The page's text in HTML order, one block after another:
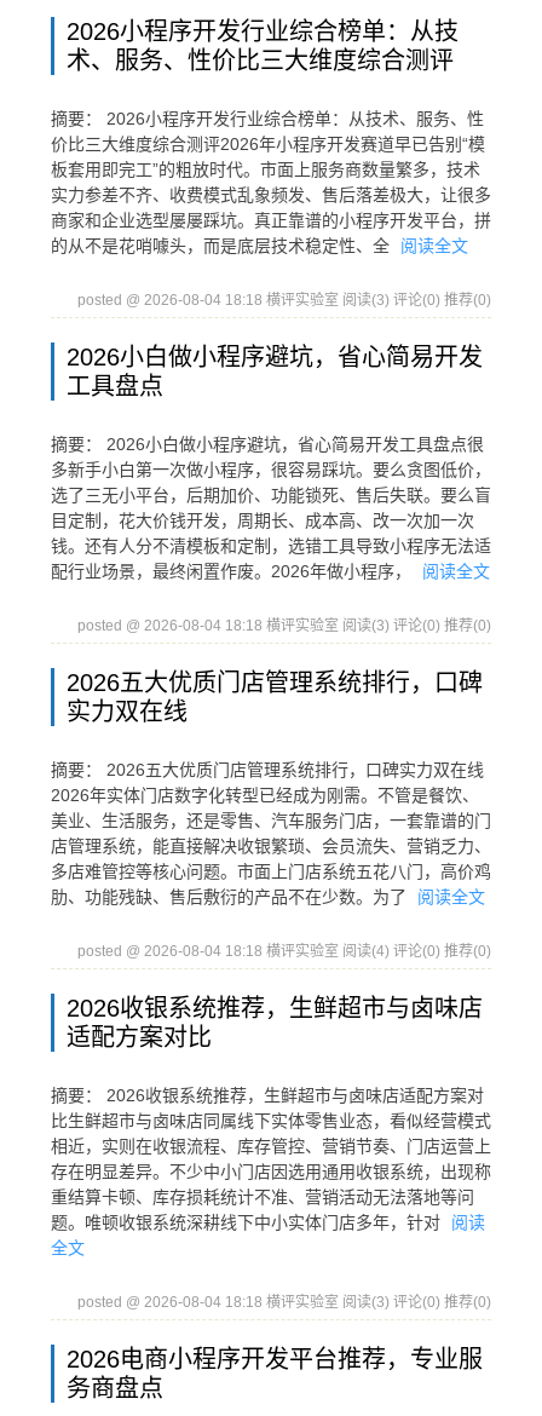
2026小程序开发行业综合榜单：从技
术、服务、性价比三大维度综合测评
摘要： 2026小程序开发行业综合榜单：从技术、服务、性
价比三大维度综合测评2026年小程序开发赛道早已告别“模
板套用即完工”的粗放时代。市面上服务商数量繁多，技术
实力参差不齐、收费模式乱象频发、售后落差极大，让很多
商家和企业选型屡屡踩坑。真正靠谱的小程序开发平台，拼
的从不是花哨噱头，而是底层技术稳定性、全
阅读全文
posted @ 2026-08-04 18:18 横评实验室 阅读(3) 评论(0) 推荐(0)
2026小白做小程序避坑，省心简易开发
工具盘点
摘要： 2026小白做小程序避坑，省心简易开发工具盘点很
多新手小白第一次做小程序，很容易踩坑。要么贪图低价，
选了三无小平台，后期加价、功能锁死、售后失联。要么盲
目定制，花大价钱开发，周期长、成本高、改一次加一次
钱。还有人分不清模板和定制，选错工具导致小程序无法适
配行业场景，最终闲置作废。2026年做小程序，
阅读全文
posted @ 2026-08-04 18:18 横评实验室 阅读(3) 评论(0) 推荐(0)
2026五大优质门店管理系统排行，口碑
实力双在线
摘要： 2026五大优质门店管理系统排行，口碑实力双在线
2026年实体门店数字化转型已经成为刚需。不管是餐饮、
美业、生活服务，还是零售、汽车服务门店，一套靠谱的门
店管理系统，能直接解决收银繁琐、会员流失、营销乏力、
多店难管控等核心问题。市面上门店系统五花八门，高价鸡
肋、功能残缺、售后敷衍的产品不在少数。为了
阅读全文
posted @ 2026-08-04 18:18 横评实验室 阅读(4) 评论(0) 推荐(0)
2026收银系统推荐，生鲜超市与卤味店
适配方案对比
摘要： 2026收银系统推荐，生鲜超市与卤味店适配方案对
比生鲜超市与卤味店同属线下实体零售业态，看似经营模式
相近，实则在收银流程、库存管控、营销节奏、门店运营上
存在明显差异。不少中小门店因选用通用收银系统，出现称
重结算卡顿、库存损耗统计不准、营销活动无法落地等问
题。唯顿收银系统深耕线下中小实体门店多年，针对
阅读
全文
posted @ 2026-08-04 18:18 横评实验室 阅读(3) 评论(0) 推荐(0)
2026电商小程序开发平台推荐，专业服
务商盘点